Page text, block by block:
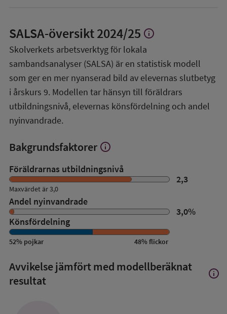
SALSA-översikt2024/25 Visa
om
SALSA-
översikt
info
Skolverkets arbetsverktyg för lokala
sambandsanalyser (SALSA) är en statistisk modell
som ger en mer nyanserad bild av elevernas slutbetyg
i årskurs 9. Modellen tar hänsyn till föräldrars
utbildningsnivå, elevernas könsfördelning och andel
nyinvandrade.
Bakgrundsfaktorer Visa
om
Bakgrundsfaktorer
info
Föräldrarnas utbildningsnivå
2,3
Maxvärdet är 3,0
Andel nyinvandrade
3,0%
Könsfördelning
52% pojkar 48%flickor
Avvikelse jämfört med modellberäknat
resultat
Visa
info